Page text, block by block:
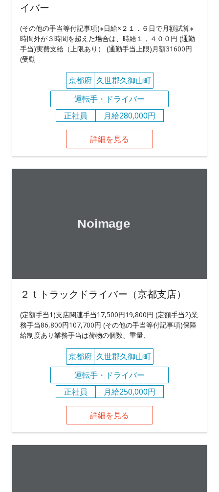
イバー
(その他の手当等付記事項)※日給×２１．６日で月額試算※
時間外が３時間を超えた場合は、時給１，４００円 (通勤
手当)実費支給（上限あり） (通勤手当上限)月額31600円
(受動
京都府 久世郡久御山町
運転手・ドライバー
正社員
月給280,000円
詳細を見る
２ｔトラックドライバー（京都支店）
(定額手当1)支店関連手当17,500円19,800円 (定額手当2)業
務手当86,800円107,700円 (その他の手当等付記事項)保障
給制度あり業務手当は荷物の個数、重量、
京都府 久世郡久御山町
運転手・ドライバー
正社員
月給250,000円
詳細を見る